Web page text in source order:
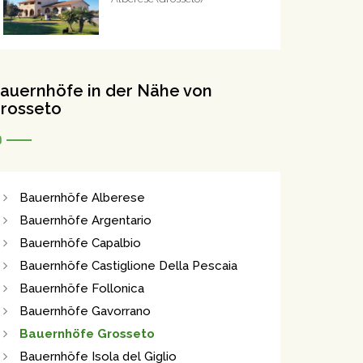
in der Nähe von
Bauernhöfe Alberese
Bauernhöfe Argentario
Bauernhöfe Capalbio
Bauernhöfe Castiglione Della Pescaia
Bauernhöfe Follonica
Bauernhöfe Gavorrano
Bauernhöfe Grosseto
Bauernhöfe Isola del Giglio